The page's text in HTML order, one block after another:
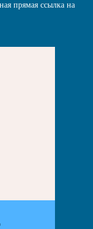
прямая ссылка на